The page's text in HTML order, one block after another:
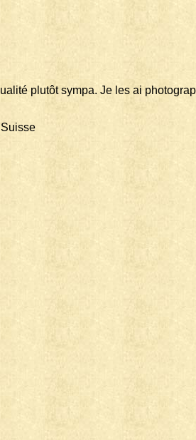
plutôt sympa. Je les ai